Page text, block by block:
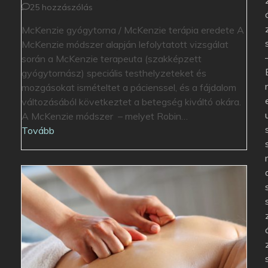
25 hozzászólás
McKenzie gyógytorna / McKenzie terápia eredete A
McKenzie módszer alapján lefolytatott vizsgálat
során a McKenzie terapeuta (szakképzett
gyógytornász) speciális testhelyzeteket és
mozgásokat ismételtet a pácienssel, és a fájdalom
változásából következtet a betegség kiváltó okára.
A McKenzie módszer – melyet Robin…
Tovább
r